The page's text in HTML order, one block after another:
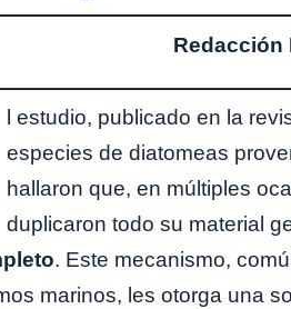
Redacción
l estudio, publicado en la
especies de diatomeas
hallaron que, en múltiples
duplicaron todo su material
. Este mecanismo,
marinos, les otorga una